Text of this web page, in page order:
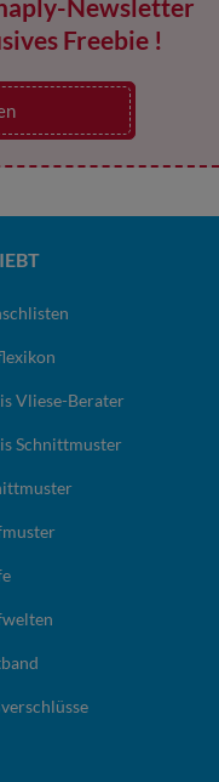
Newsletter
Freebie !
Vliese-Berater
Schnittmuster